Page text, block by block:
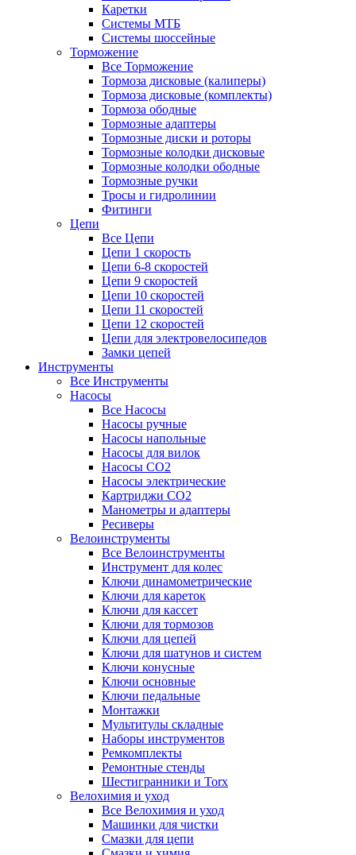
Каретки
Системы МТБ
Системы шоссейные
Торможение
Все Торможение
Тормоза дисковые (калиперы)
Тормоза дисковые (комплекты)
Тормоза ободные
Тормозные адаптеры
Тормозные диски и роторы
Тормозные колодки дисковые
Тормозные колодки ободные
Тормозные ручки
Тросы и гидролинии
Фитинги
Цепи
Все Цепи
Цепи 1 скорость
Цепи 6-8 скоростей
Цепи 9 скоростей
Цепи 10 скоростей
Цепи 11 скоростей
Цепи 12 скоростей
Цепи для электровелосипедов
Замки цепей
Инструменты
Все Инструменты
Насосы
Все Насосы
Насосы ручные
Насосы напольные
Насосы для вилок
Насосы CO2
Насосы электрические
Картриджи CO2
Манометры и адаптеры
Ресиверы
Велоинструменты
Все Велоинструменты
Инструмент для колес
Ключи динамометрические
Ключи для кареток
Ключи для кассет
Ключи для тормозов
Ключи для цепей
Ключи для шатунов и систем
Ключи конусные
Ключи основные
Ключи педальные
Монтажки
Мультитулы складные
Наборы инструментов
Ремкомплекты
Ремонтные стенды
Шестигранники и Torx
Велохимия и уход
Все Велохимия и уход
Машинки для чистки
Смазки для цепи